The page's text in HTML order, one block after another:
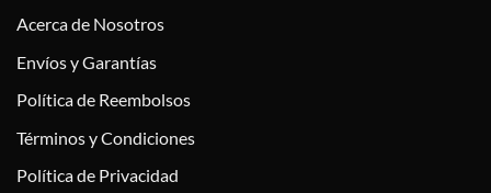
Acerca de Nosotros
Envíos y Garantías
Política de Reembolsos
Términos y Condiciones
Política de Privacidad